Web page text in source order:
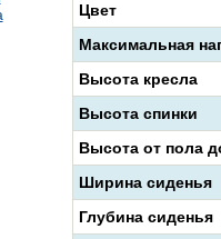
Цвет
Максимальная
Высота кресла
Высота спинки
Высота от пола
Ширина сиденья
Глубина сиденья